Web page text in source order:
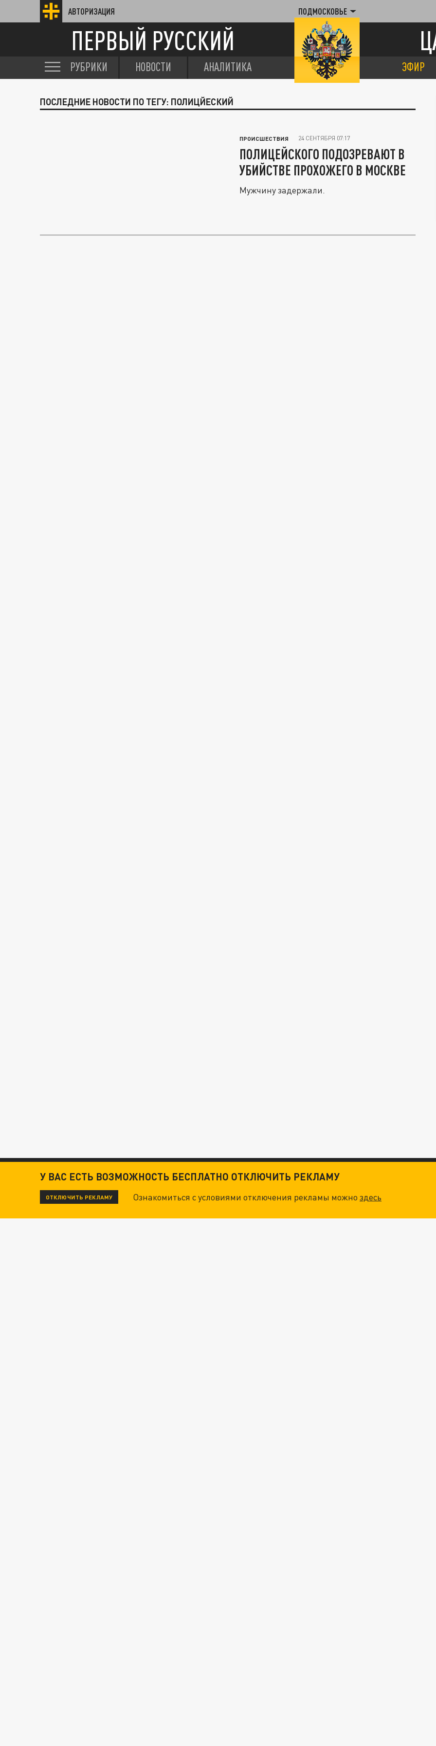
АВТОРИЗАЦИЯ ПОДМОСКОВЬЕ
ПЕРВЫЙ РУССКИЙ
РУБРИКИ НОВОСТИ АНАЛИТИКА ЭФИР
ПОСЛЕДНИЕ НОВОСТИ ПО ТЕГУ: ПОЛИЦЙЕСКИЙ
ПРОИСШЕСТВИЯ 24 СЕНТЯБРЯ 07:17
ПОЛИЦЕЙСКОГО ПОДОЗРЕВАЮТ В
УБИЙСТВЕ ПРОХОЖЕГО В МОСКВЕ
Мужчину задержали.
У ВАС ЕСТЬ ВОЗМОЖНОСТЬ БЕСПЛАТНО ОТКЛЮЧИТЬ РЕКЛАМУ
ОТКЛЮЧИТЬ РЕКЛАМУ Ознакомиться с условиями отключения рекламы можноздесь